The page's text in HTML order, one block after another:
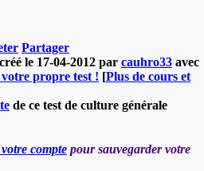
Partager
le 17-04-2012 par cauhro33 avec
votre propre test ! [Plus de cours et
de ce test de culture générale
compte pour sauvegarder votre